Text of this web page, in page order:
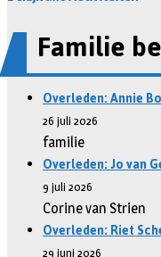
Familie
Overleden: Annie
26 juli 2026
familie
Overleden: Jo van
9 juli 2026
Corine van Strien
Overleden: Riet
29 juni 2026